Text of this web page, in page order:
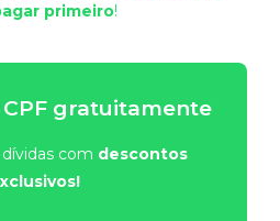
primeiro!
gratuitamente
com descontos